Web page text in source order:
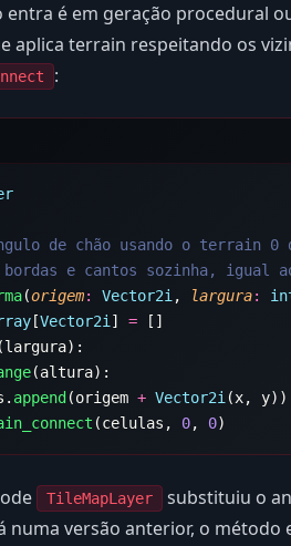
entra é em geração procedural
aplica terrain respeitando os
:
(origem: Vector2i, largura:
[Vector2i] =
append (origem + Vector2i
(celulas, 0, 0
TileMapLayer
substituiu o
numa versão anterior, o método